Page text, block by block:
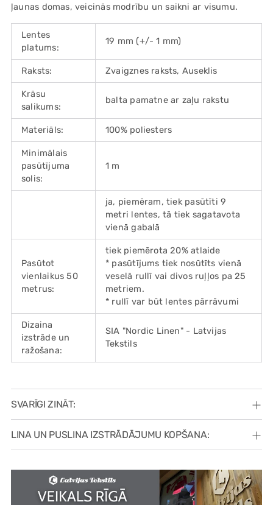
ļaunas domas, veicinās modrību un saikni ar visumu.
Lentes
platums:
19 mm (+/- 1 mm)
Raksts: Zvaigznes raksts, Auseklis
Krāsu
salikums:
balta pamatne ar zaļu rakstu
Materiāls: 100% poliesters
Minimālais
pasūtījuma
solis:
1 m
ja, piemēram, tiek pasūtīti 9
metri lentes, tā tiek sagatavota
vienā gabalā
Pasūtot
vienlaikus 50
metrus:
tiek piemērota 20% atlaide
* pasūtījums tiek nosūtīts vienā
veselā rullī vai divos ruļļos pa 25
metriem.
* rullī var būt lentes pārrāvumi
Dizaina
izstrāde un
ražošana:
SIA "Nordic Linen" - Latvijas
Tekstils
SVARĪGI ZINĀT:
LINA UN PUSLINA IZSTRĀDĀJUMU KOPŠANA: